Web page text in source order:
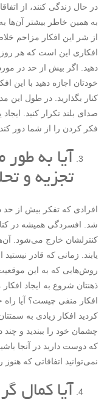
در حال زندگی کنند، از
به همین خاطر بیشتر آن‌ها
از شر این افکار مزاحم
افکاری این است که هر روز
دهید. اگر بیش از حد در
کنار بگذارید. در طول این
صدای بلند تکرار کنید.
فکر کردن را از شما دور
آیا به
تجزیه و
افرادی که تفکر بیش از حد
شد. افسردگی همیشه در
کنترلشان خارج می‌شود.
یابند. زمانی که قادر
روش‌هایی که به این
ذهنتان شروع به ایجاد
افکار منفی چیست؟ آیا
کردید افکار زیادی به
چشمان خود را ببندید و
که دوست دارید در آنجا
نمی‌توانید اتفاقاتی که
آیا کمال